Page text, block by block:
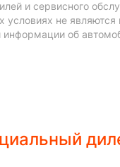
и сервисного
не
об